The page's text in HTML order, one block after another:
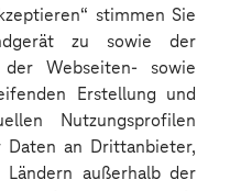
stimmen Sie
zu sowie der
Webseiten- sowie
Erstellung und
Nutzungsprofilen
an Drittanbieter,
außerhalb der